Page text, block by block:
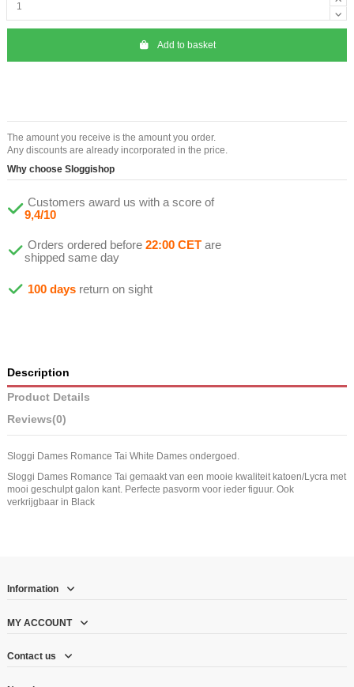
Add to basket
The amount you receive is the amount you order.
Any discounts are already incorporated in the price.
Why choose Sloggishop
Customers award us with a score of
9,4/10
Orders ordered before 22:00 CET are
shipped same day
100 days return on sight
Description
Product Details
Reviews(0)
Sloggi Dames Romance Tai White Dames ondergoed.
Sloggi Dames Romance Tai gemaakt van een mooie kwaliteit katoen/Lycra met
mooi geschulpt galon kant. Perfecte pasvorm voor ieder figuur. Ook
verkrijgbaar in Black
Information
MY ACCOUNT
Contact us